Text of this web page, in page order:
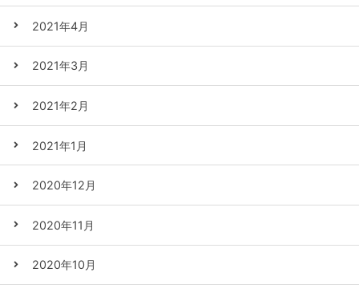
2021年4月
2021年3月
2021年2月
2021年1月
2020年12月
2020年11月
2020年10月